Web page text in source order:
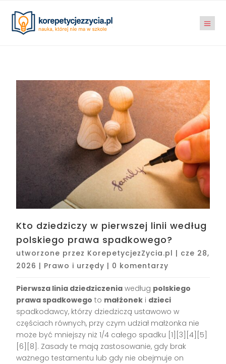
Kto dziedziczy w pierwszej linii według
polskiego prawa spadkowego?
utworzone przez KorepetycjezZycia.pl | cze 28,
2026 | Prawo i urzędy | 0 komentarzy
Pierwsza linia dziedziczenia według polskiego
prawa spadkowego to małżonek i dzieci
spadkodawcy, którzy dziedziczą ustawowo w
częściach równych, przy czym udział małżonka nie
może być mniejszy niż 1/4 całego spadku [1][3][4][5]
[6][8]. Zasady te mają zastosowanie, gdy brak
ważnego testamentu lub gdy nie obejmuje on